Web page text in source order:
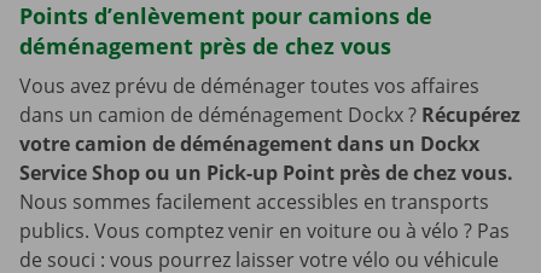
Points d’enlèvement pour camions de
déménagement près de chez vous
Vous avez prévu de déménager toutes vos affaires
dans un camion de déménagement Dockx ? Récupérez
votre camion de déménagement dans un Dockx
Service Shop ou un Pick-up Point près de chez vous.
Nous sommes facilement accessibles en transports
publics. Vous comptez venir en voiture ou à vélo ? Pas
de souci : vous pourrez laisser votre vélo ou véhicule